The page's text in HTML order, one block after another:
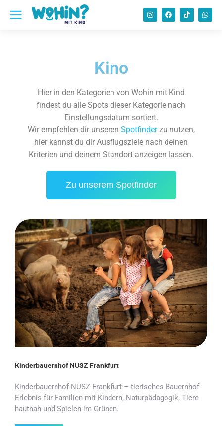
Kino
Hier in den Kategorien von Wohin mit Kind
findest du alle Spots dieser Kategorie nach
Einstellungsdatum sortiert.
Wir empfehlen dir unseren Spotfinderzu nutzen,
hier kannst du dir Ausflugsziele nach deinen
Kriterien und deinem Standort anzeigen lassen.
Zu unserem Spotfinder
Kinderbauernhof NUSZ Frankfurt
Kinderbauernhof NUSZ Frankfurt – tierisches Bauernhof-
Erlebnis für Familien mit Kindern, Naturpädagogik, Tiere
hautnah und Spielen im Grünen.